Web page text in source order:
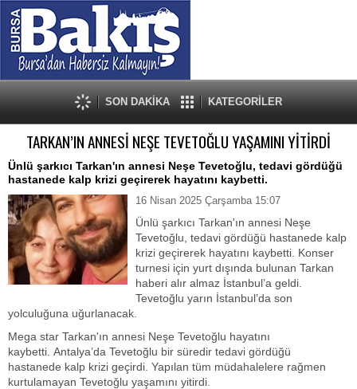
SON DAKİKA KATEGORİLER
TARKAN’IN ANNESİ NEŞE TEVETOĞLU YAŞAMINI YİTİRDİ
Ünlü şarkıcı Tarkan'ın annesi Neşe Tevetoğlu, tedavi gördüğü
hastanede kalp krizi geçirerek hayatını kaybetti.
16 Nisan 2025 Çarşamba 15:07
Ünlü şarkıcı Tarkan'ın annesi Neşe
Tevetoğlu, tedavi gördüğü hastanede kalp
krizi geçirerek hayatını kaybetti. Konser
turnesi için yurt dışında bulunan Tarkan
haberi alır almaz İstanbul’a geldi.
Tevetoğlu yarın İstanbul’da son
yolculuğuna uğurlanacak.
Mega star Tarkan'ın annesi Neşe Tevetoğlu hayatını
kaybetti. Antalya’da Tevetoğlu bir süredir tedavi gördüğü
hastanede kalp krizi geçirdi. Yapılan tüm müdahalelere rağmen
kurtulamayan Tevetoğlu yaşamını yitirdi.